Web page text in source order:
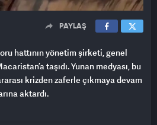
PAYLAŞ
hattının yönetim şirketi, genel
taşıdı. Yunan medyası, bu
krizden zaferle çıkmaya devam
aktardı.